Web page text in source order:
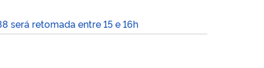
será retomada entre 15 e 16h